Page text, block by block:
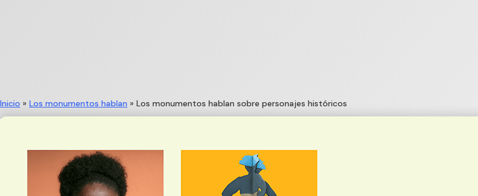
Inicio » Los monumentos hablan » Los monumentos hablan sobre personajes históricos